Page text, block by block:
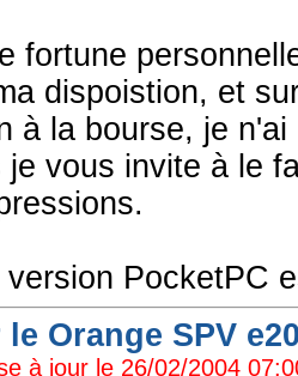
fortune
dispoistion, et
à la bourse, je
je vous invite à le
PocketPC
Orange SPV
à jour le 26/02/2004